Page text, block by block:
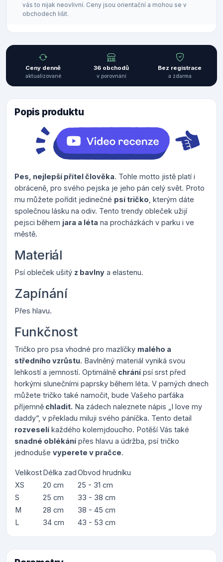
vás to nijak neovlivní. Ceny jsou orientační a mohou se v
obchodech lišit.
Ceny denně
aktualizované
36 obchodů
v porovnání
Bez registrace
a zdarma
Popis produktu
Pes, nejlepší přítel člověka. Tohle motto jistě platí i
obráceně, pro svého pejska je jeho pán celý svět. Proto
mu můžete pořídit jedinečné psí tričko , kterým dáte
společnou lásku na odiv. Tento trendy obleček užijí
pejsci během jara a léta na procházkách v parku i ve
městě.
Materiál
Psí obleček ušitý z bavlny a elastenu.
Zapínání
Přes hlavu.
Funkčnost
Tričko pro psa vhodné pro mazlíčky malého a
středního vzrůstu. Bavlněný materiál vyniká svou
lehkostí a jemností. Optimálně chrání psí srst před
horkými slunečními paprsky během léta. V parných dnech
můžete tričko také namočit, bude Vašeho parťáka
příjemně chladit. Na zádech naleznete nápis „I love my
daddy“, v překladu miluji svého páníčka. Tento detail
rozveselí každého kolemjdoucího. Potěší Vás také
snadné oblékání přes hlavu a údržba, psí tričko
jednoduše vyperete v pračce.
VelikostDélka zadObvod hrudníku
XS
20 cm
25 - 31 cm
S
25 cm
33 - 38 cm
M
28 cm
38 - 45 cm
L
34 cm 43 - 53 cm